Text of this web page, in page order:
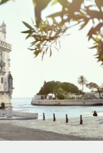
sin
para tu
y nóminas para
RR. HH.